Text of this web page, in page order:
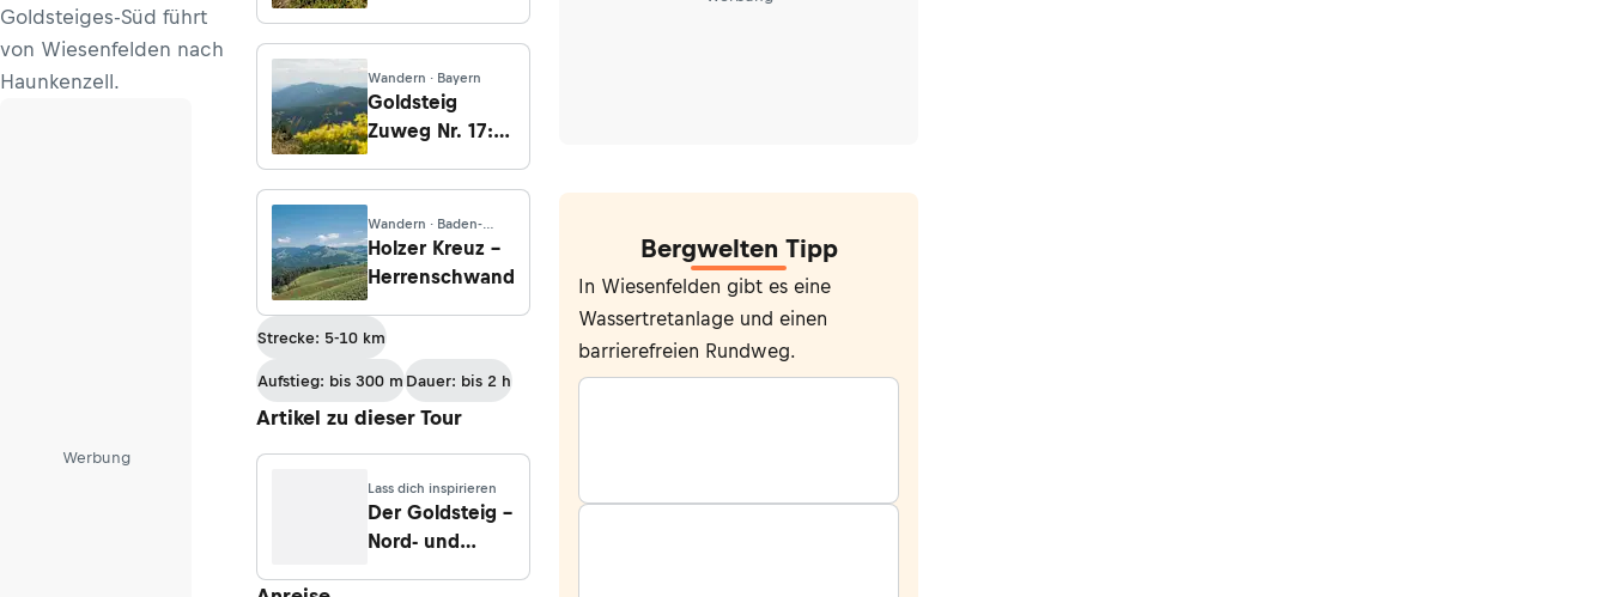
Goldsteiges-Süd führt
von Wiesenfelden nach
Haunkenzell.
Werbung
Wandern · Bayern
Goldsteig
Zuweg Nr. 17:
Drachselsried
nach Heugstatt
Wandern · Baden-
Württemberg
Holzer Kreuz –
Herrenschwand
Strecke: 5-10 km
Aufstieg: bis 300 m Dauer: bis 2 h
Artikel zu dieser Tour
Lass dich inspirieren
Der Goldsteig –
Nord- und
Bergwelten Tipp
In Wiesenfelden gibt es eine
Wassertretanlage und einen
barrierefreien Rundweg.